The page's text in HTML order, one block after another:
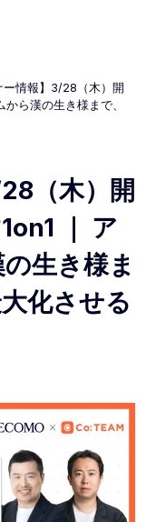
ー情報】3/28（木）開
ら漢の生き様まで、
（木）開
｜ ア
生き様ま
化させる